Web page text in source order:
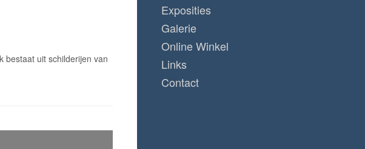
bestaat uit schilderijen van
Exposities
Galerie
Online Winkel
Links
Contact